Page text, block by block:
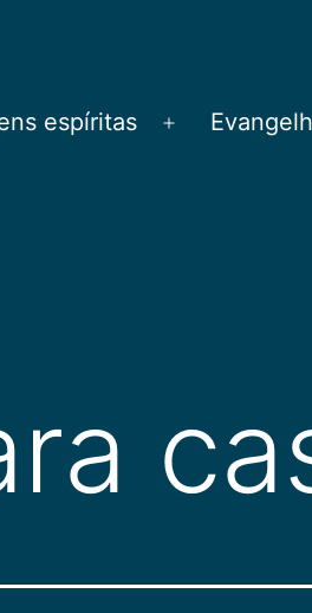
espíritas
Abrir